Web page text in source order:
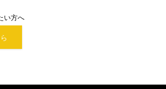
い方へ